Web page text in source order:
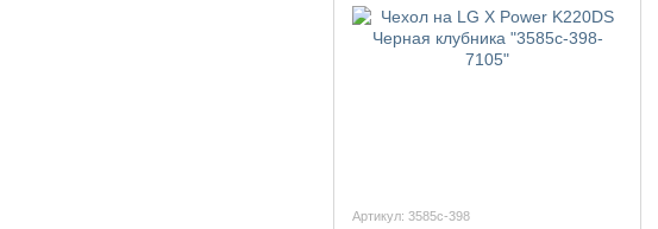
Артикул: 3585c-398